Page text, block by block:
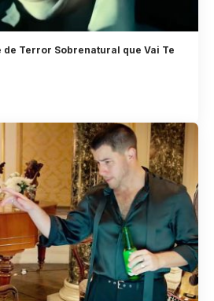
de Terror Sobrenatural que Vai Te